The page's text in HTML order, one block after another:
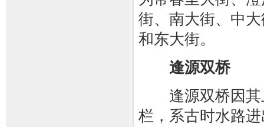
街、南大街、中
和东大街。
逢源双桥
逢源双桥因其
栏，系古时水路